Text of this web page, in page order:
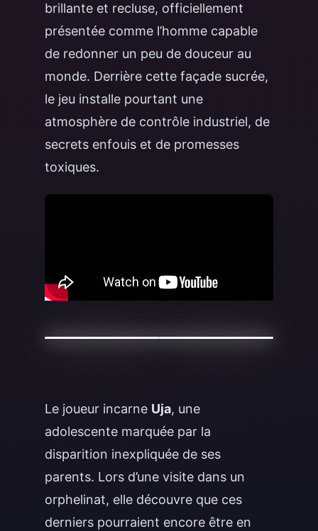
brillante et recluse, officiellement
présentée comme l’homme capable
de redonner un peu de douceur au
monde. Derrière cette façade sucrée,
le jeu installe pourtant une
atmosphère de contrôle industriel, de
secrets enfouis et de promesses
toxiques.
Le joueur incarne Uja, une
adolescente marquée par la
disparition inexpliquée de ses
parents. Lors d’une visite dans un
orphelinat, elle découvre que ces
derniers pourraient encore être en